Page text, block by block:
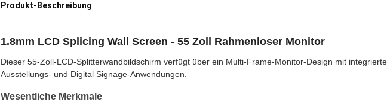
Produkt-Beschreibung
1.8mm LCD Splicing Wall Screen - 55 Zoll Rahmenloser Monitor
Dieser 55-Zoll-LCD-Splitterwandbildschirm verfügt über ein Multi-Frame-Monitor-Design mit
Ausstellungs- und Digital Signage-Anwendungen.
Wesentliche Merkmale